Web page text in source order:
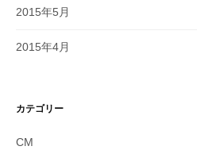
2015年5月
2015年4月
カテゴリー
CM